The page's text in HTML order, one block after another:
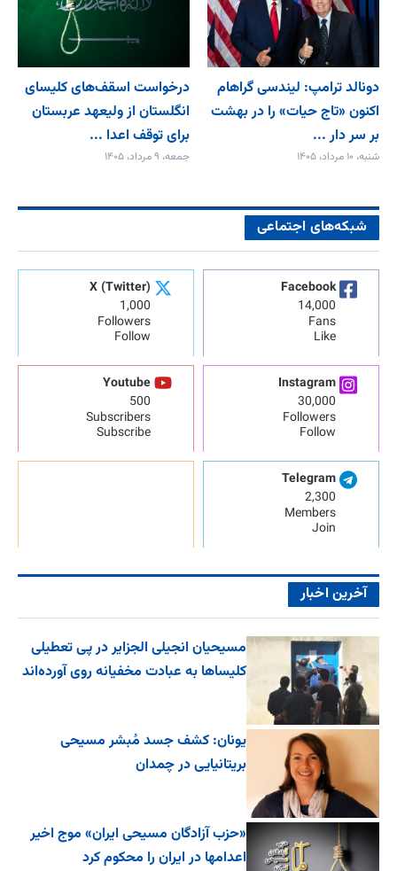
دونالد ترامپ: لیندسی گراهام
اکنون «تاج حیات» را در بهشت
بر سر دار ...
شنبه، ۱۰ مرداد، ۱۴۰۵
درخواست اسقف‌های کلیسای
انگلستان از ولیعهد عربستان
برای توقف اعدا ...
جمعه، ۹ مرداد، ۱۴۰۵
شبکه‌های اجتماعی
Facebook
14,000
Fans
Like
X (Twitter)
1,000
Followers
Follow
Instagram
30,000
Followers
Follow
Youtube
500
Subscribers
Subscribe
Telegram
2,300
Members
Join
آخرین اخبار
مسیحیان انجیلی الجزایر در پی تعطیلی
کلیساها به عبادت مخفیانه روی آورده‌اند
یونان: کشف جسد مُبشر مسیحی
بریتانیایی در چمدان
«حزب آزادگان مسیحی ایران» موج اخیر
اعدامها در ایران را محکوم کرد